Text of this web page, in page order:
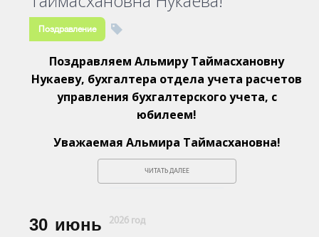
Поздравление
Поздравляем Альмиру Таймасхановну
Нукаеву, бухгалтера отдела учета расчетов
управления бухгалтерского учета, с
юбилеем!
Уважаемая Альмира Таймасхановна!
ЧИТАТЬ ДАЛЕЕ
30 июнь 2026 год